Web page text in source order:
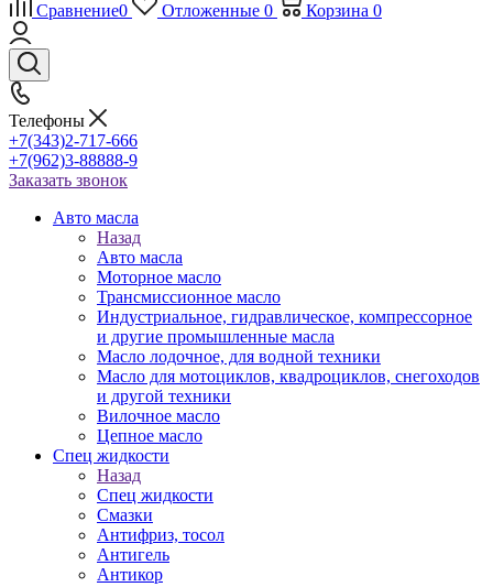
Сравнение0 Отложенные 0 Корзина 0
Телефоны
+7(343)2-717-666
+7(962)3-88888-9
Заказать звонок
Авто масла
Назад
Авто масла
Моторное масло
Трансмиссионное масло
Индустриальное, гидравлическое, компрессорное
и другие промышленные масла
Масло лодочное, для водной техники
Масло для мотоциклов, квадроциклов, снегоходов
и другой техники
Вилочное масло
Цепное масло
Спец жидкости
Назад
Спец жидкости
Смазки
Антифриз, тосол
Антигель
Антикор